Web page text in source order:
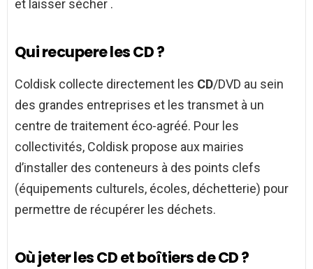
et laisser sécher .
Qui recupere les CD ?
Coldisk collecte directement les CD/DVD au sein
des grandes entreprises et les transmet à un
centre de traitement éco-agréé. Pour les
collectivités, Coldisk propose aux mairies
d’installer des conteneurs à des points clefs
(équipements culturels, écoles, déchetterie) pour
permettre de récupérer les déchets.
Où jeter les CD et boîtiers de CD ?